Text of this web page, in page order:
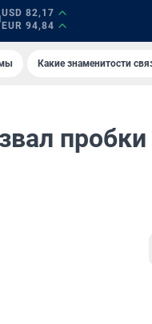
USD 82,17
EUR 94,84
Какие знаменитости
пробки